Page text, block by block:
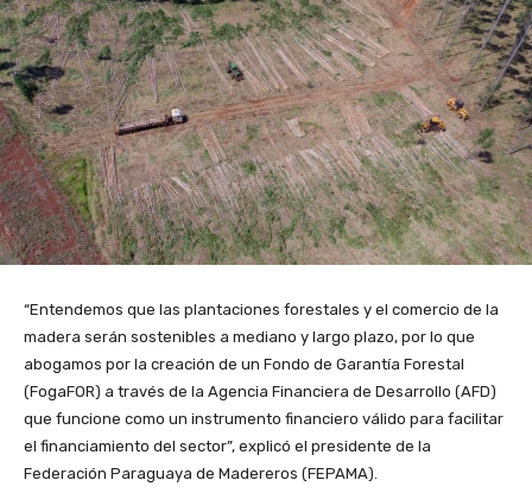
“Entendemos que las plantaciones forestales y el comercio de la
madera serán sostenibles a mediano y largo plazo, por lo que
abogamos por la creación de un Fondo de Garantía Forestal
(FogaFOR) a través de la Agencia Financiera de Desarrollo (AFD)
que funcione como un instrumento financiero válido para facilitar
el financiamiento del sector”, explicó el presidente de la
Federación Paraguaya de Madereros (FEPAMA).